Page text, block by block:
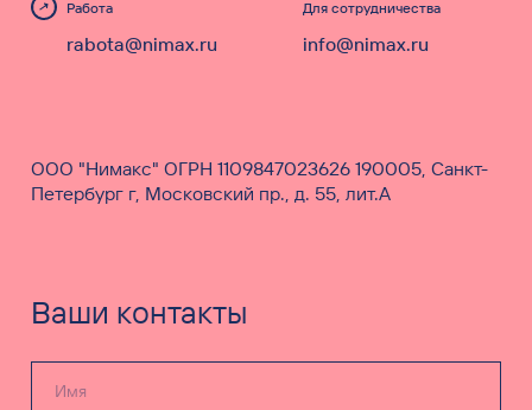
Работа
rabota@nimax.ru
Для сотрудничества
info@nimax.ru
ООО "Нимакс" ОГРН 1109847023626 190005, Санкт-
Петербург г, Московский пр., д. 55, лит.А
Ваши контакты